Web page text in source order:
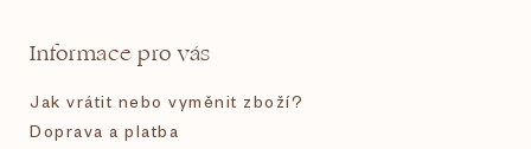
Informace pro vás
Jak vrátit nebo vyměnit zboží?
Doprava a platba